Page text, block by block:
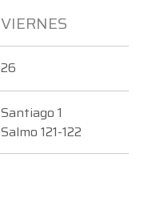
VIERNES
26
Santiago 1
Salmo 121-122